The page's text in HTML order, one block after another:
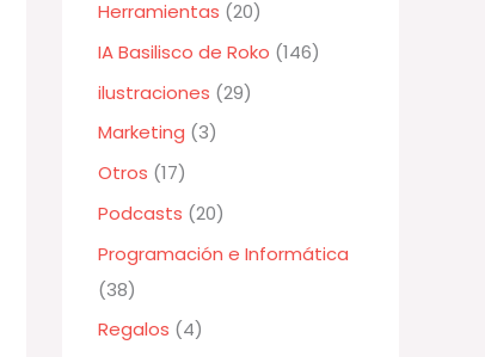
r
:
Herramientas (20)
IA Basilisco de Roko (146)
ilustraciones (29)
Marketing (3)
Otros (17)
Podcasts (20)
Programación e Informática
(38)
Regalos (4)